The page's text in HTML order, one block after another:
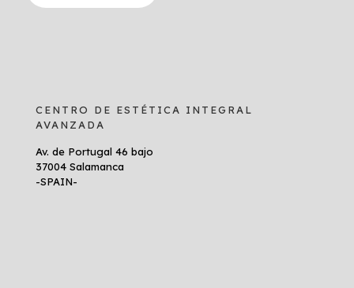
CENTRO DE ESTÉTICA INTEGRAL
AVANZADA
Av. de Portugal 46 bajo
37004 Salamanca
-SPAIN-